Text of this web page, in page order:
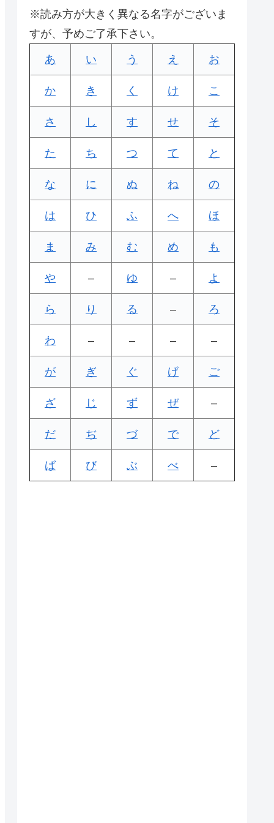
※読み方が大きく異なる名字がございま
すが、予めご了承下さい。
あ い う え お
か き く け こ
さ し す せ そ
た ち つ て と
な に ぬ ね の
は ひ ふ へ ほ
ま み む め も
や – ゆ – よ
ら り る – ろ
わ – – – –
が ぎ ぐ げ ご
ざ じ ず ぜ –
だ ぢ づ で ど
ば び ぶ べ –